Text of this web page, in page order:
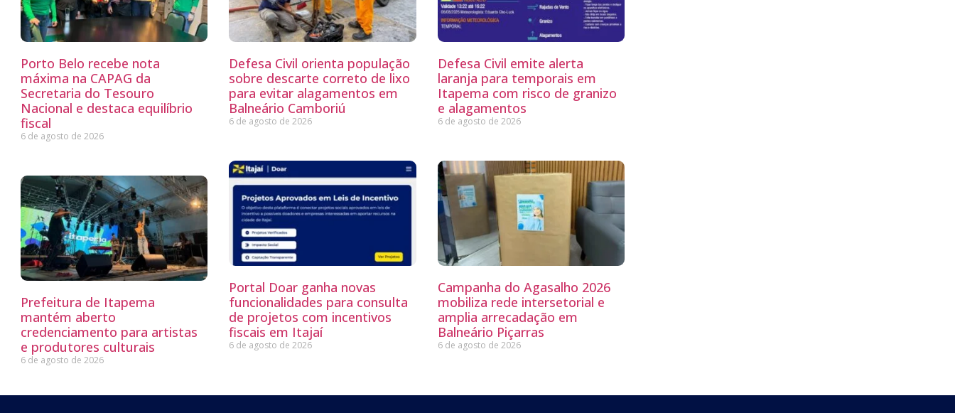
Porto Belo recebe nota
máxima na CAPAG da
Secretaria do Tesouro
Nacional e destaca equilíbrio
fiscal
6 de agosto de 2026
Defesa Civil orienta população
sobre descarte correto de lixo
para evitar alagamentos em
Balneário Camboriú
6 de agosto de 2026
Defesa Civil emite alerta
laranja para temporais em
Itapema com risco de granizo
e alagamentos
6 de agosto de 2026
Prefeitura de Itapema
mantém aberto
credenciamento para artistas
e produtores culturais
6 de agosto de 2026
Portal Doar ganha novas
funcionalidades para consulta
de projetos com incentivos
fiscais em Itajaí
6 de agosto de 2026
Campanha do Agasalho 2026
mobiliza rede intersetorial e
amplia arrecadação em
Balneário Piçarras
6 de agosto de 2026